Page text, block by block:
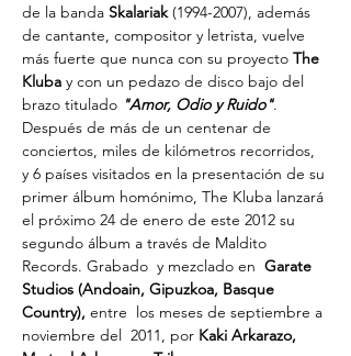
de la banda Skalariak (1994-2007), además
de cantante, compositor y letrista, vuelve
más fuerte que nunca con su proyecto The
Kluba y con un pedazo de disco bajo del
brazo titulado "Amor, Odio y Ruido".
Después de más de un centenar de
conciertos, miles de kilómetros recorridos,
y 6 países visitados en la presentación de su
primer álbum homónimo, The Kluba lanzará
el próximo 24 de enero de este 2012 su
segundo álbum a través de Maldito
Records. Grabado  y mezclado en Garate
Studios (Andoain, Gipuzkoa, Basque
Country), entre  los meses de septiembre a
noviembre del  2011, por Kaki Arkarazo,